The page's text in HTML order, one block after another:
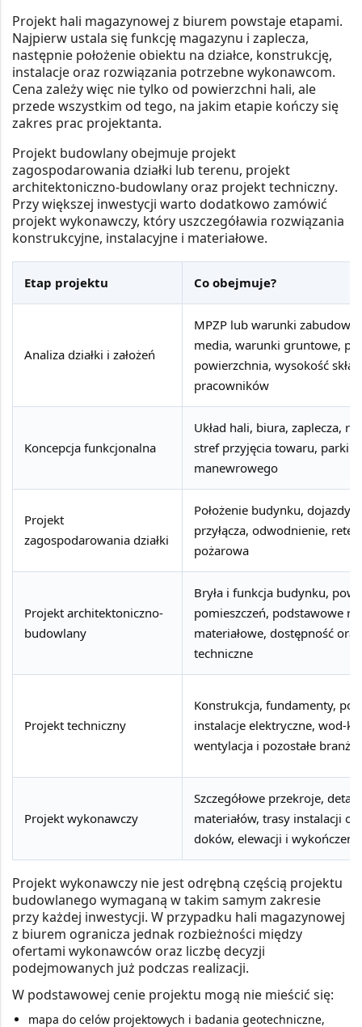
Projekt hali magazynowej z biurem powstaje etapami.
Najpierw ustala się funkcję magazynu i zaplecza,
następnie położenie obiektu na działce, konstrukcję,
instalacje oraz rozwiązania potrzebne wykonawcom.
Cena zależy więc nie tylko od powierzchni hali, ale
przede wszystkim od tego, na jakim etapie kończy się
zakres prac projektanta.
Projekt budowlany obejmuje projekt
zagospodarowania działki lub terenu, projekt
architektoniczno-budowlany oraz projekt techniczny.
Przy większej inwestycji warto dodatkowo zamówić
projekt wykonawczy, który uszczegóławia rozwiązania
konstrukcyjne, instalacyjne i materiałowe.
Etap projektu Co obejmuje?
Analiza działki i założeń
MPZP lub warunki
media, warunki gruntowe,
powierzchnia, wysokość
pracowników
Koncepcja funkcjonalna
Układ hali, biura, zaplecza,
stref przyjęcia towaru,
manewrowego
Projekt
zagospodarowania działki
Położenie budynku, dojazdy,
przyłącza, odwodnienie,
pożarowa
Projekt architektoniczno-
budowlany
Bryła i funkcja budynku,
pomieszczeń, podstawowe
materiałowe, dostępność
techniczne
Projekt techniczny
Konstrukcja, fundamenty,
instalacje elektryczne, wod-
wentylacja i pozostałe branże
Projekt wykonawczy
Szczegółowe przekroje,
materiałów, trasy instalacji
doków, elewacji i
Projekt wykonawczy nie jest odrębną częścią projektu
budowlanego wymaganą w takim samym zakresie
przy każdej inwestycji. W przypadku hali magazynowej
z biurem ogranicza jednak rozbieżności między
ofertami wykonawców oraz liczbę decyzji
podejmowanych już podczas realizacji.
W podstawowej cenie projektu mogą nie mieścić się:
mapa do celów projektowych i badania geotechniczne,